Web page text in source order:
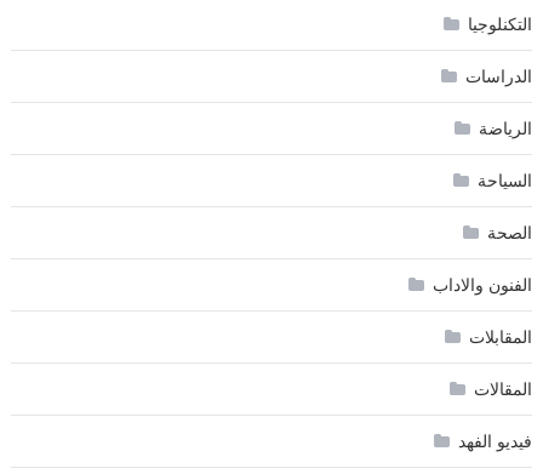
التكنلوجيا
الدراسات
الرياضة
السياحة
الصحة
الفنون والاداب
المقابلات
المقالات
فيديو الفهد